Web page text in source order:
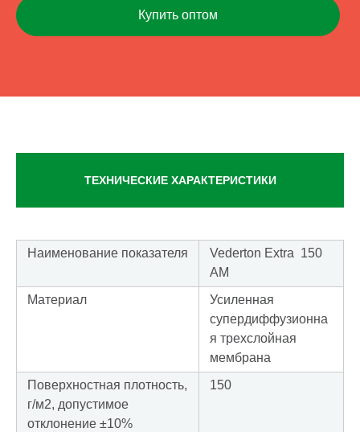
Купить оптом
ТЕХНИЧЕСКИЕ ХАРАКТЕРИСТИКИ
Наименование показателя
Vederton Extra 150
AM
Материал
Усиленная
супердиффузионна
я трехслойная
мембрана
Поверхностная плотность,
г/м2, допустимое
отклонение ±10%
150